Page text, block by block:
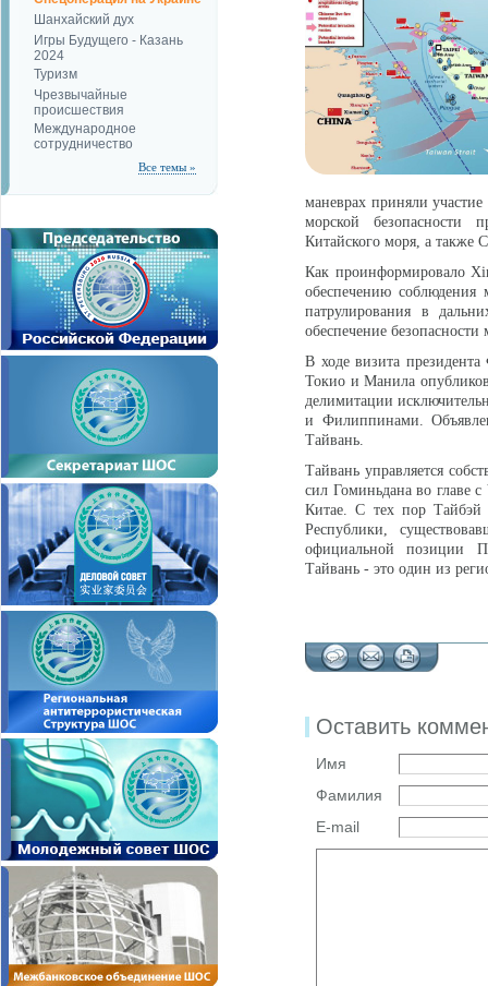
Шанхайский дух
Игры Будущего - Казань
2024
Туризм
Чрезвычайные
происшествия
Международное
сотрудничество
Все темы »
маневрах приняли
морской безопасности
Китайского моря, а также
Как проинформировало
обеспечению соблюдения
патрулирования в
обеспечение
В ходе визита
Токио и Манила
делимитации
и Филиппинами.
Тайвань.
Тайвань управляется
сил Гоминьдана во главе
Китае. С тех пор Тайбэй
Республики,
официальной позиции
Тайвань - это один из
Оставить
Имя
Фамилия
E-mail